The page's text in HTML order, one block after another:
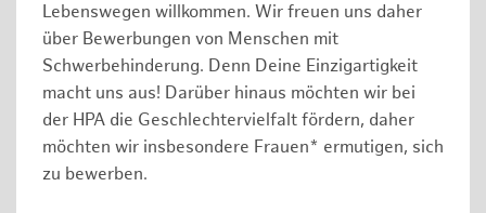
Lebenswegen willkommen. Wir freuen uns daher
über Bewerbungen von Menschen mit
Schwerbehinderung. Denn Deine Einzigartigkeit
macht uns aus! Darüber hinaus möchten wir bei
der HPA die Geschlechtervielfalt fördern, daher
möchten wir insbesondere Frauen* ermutigen, sich
zu bewerben.